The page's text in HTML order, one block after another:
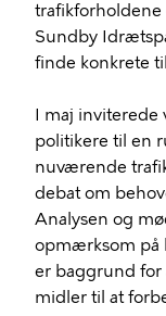
Sundby
finde konkrete
I maj inviterede
politikere til en
nuværende
debat om
Analysen og
opmærksom på
er baggrund for
midler til at